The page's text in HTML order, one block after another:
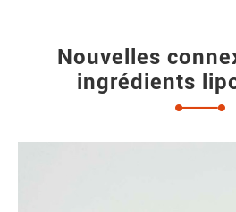
Nouvelles
ingrédients